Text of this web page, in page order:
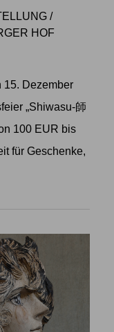
/
HOF
15. Dezember
„Shiwasu-師
100 EUR bis
für Geschenke,